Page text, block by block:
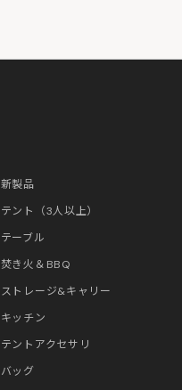
新製品
テント（3人以上）
テーブル
焚き火＆BBQ
ストレージ&キャリー
キッチン
テントアクセサリ
バッグ